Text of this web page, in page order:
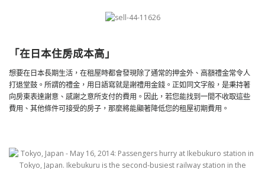
「在日本住房成本高」
想要在日本長期生活，在租屋時都會發現除了通常的押金外、高額禮金常令人
打退堂鼓。所謂的禮金，用日語寫就是謝禮用金錢。正如同文字般，是秉持著
向房東表達謝意、感謝之意所支付的費用。因此，若您能找到一間不收取這些
費用、其他條件可接受的房子，那麼將能顯著降低您的租屋初期費用。